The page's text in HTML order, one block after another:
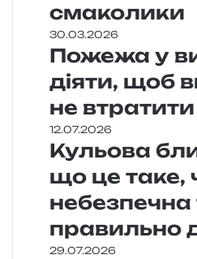
смаколики
30.03.2026
Пожежа у
діяти, щоб
не
12.07.2026
Кульова
що це таке,
небезпечна
правильно
29.07.2026